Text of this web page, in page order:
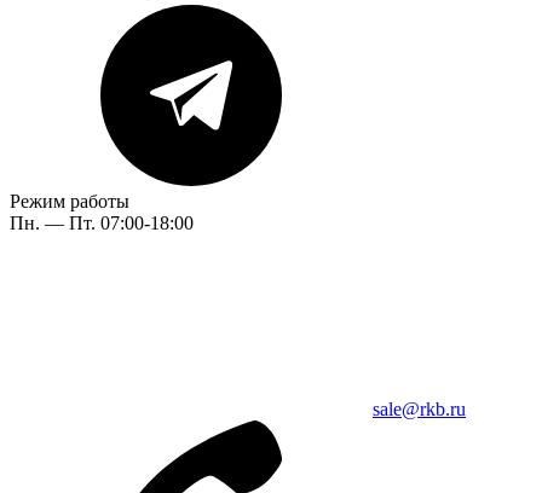
Режим работы
Пн. — Пт. 07:00-18:00
sale@rkb.ru